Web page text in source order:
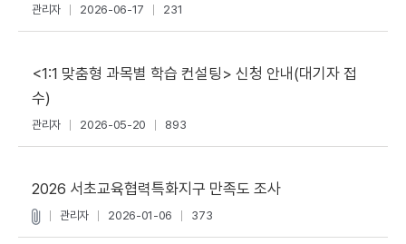
관리자 2026-06-17 231
<1:1 맞춤형 과목별 학습 컨설팅> 신청 안내(대기자 접
수)
관리자 2026-05-20 893
2026 서초교육협력특화지구 만족도 조사
관리자 2026-01-06 373